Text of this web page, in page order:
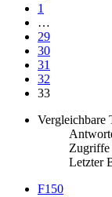
1
…
29
30
31
32
33
Vergleichbare
Zugriffe
Letzter
F150